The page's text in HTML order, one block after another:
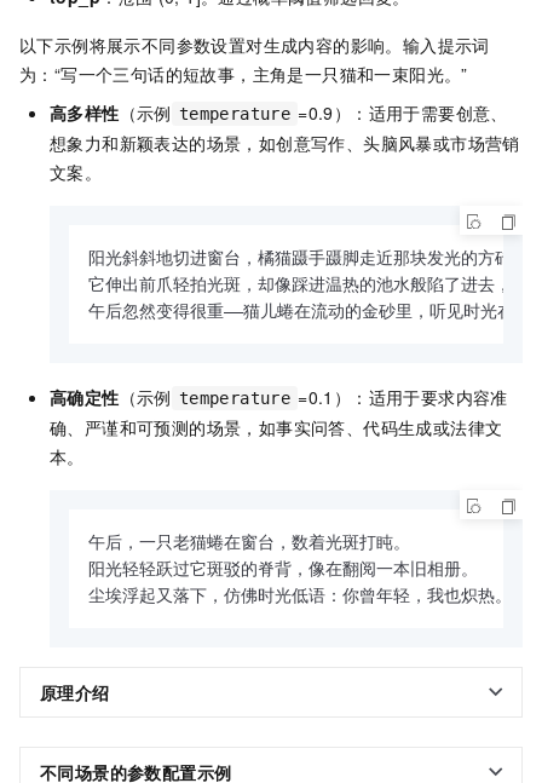
以下示例将展示不同参数设置对生成内容的影响。输入提示词
为：“写一个三句话的短故事，主角是一只猫和一束阳光。”
高多样性 （示例 temperature =0.9）：适用于需要创意、
想象力和新颖表达的场景，如创意写作、头脑风暴或市场营销
文案。
阳光斜斜地切进窗台，橘猫蹑手蹑脚走近那块发光的方砖
它伸出前爪轻拍光斑，却像踩进温热的池水般陷了进去，
午后忽然变得很重——猫儿蜷在流动的金砂里，听见时光在呼
高确定性 （示例 temperature =0.1）：适用于要求内容准
确、严谨和可预测的场景，如事实问答、代码生成或法律文
本。
午后，一只老猫蜷在窗台，数着光斑打盹。
阳光轻轻跃过它斑驳的脊背，像在翻阅一本旧相册。
尘埃浮起又落下，仿佛时光低语：你曾年轻，我也炽热。
原理介绍
不同场景的参数配置示例